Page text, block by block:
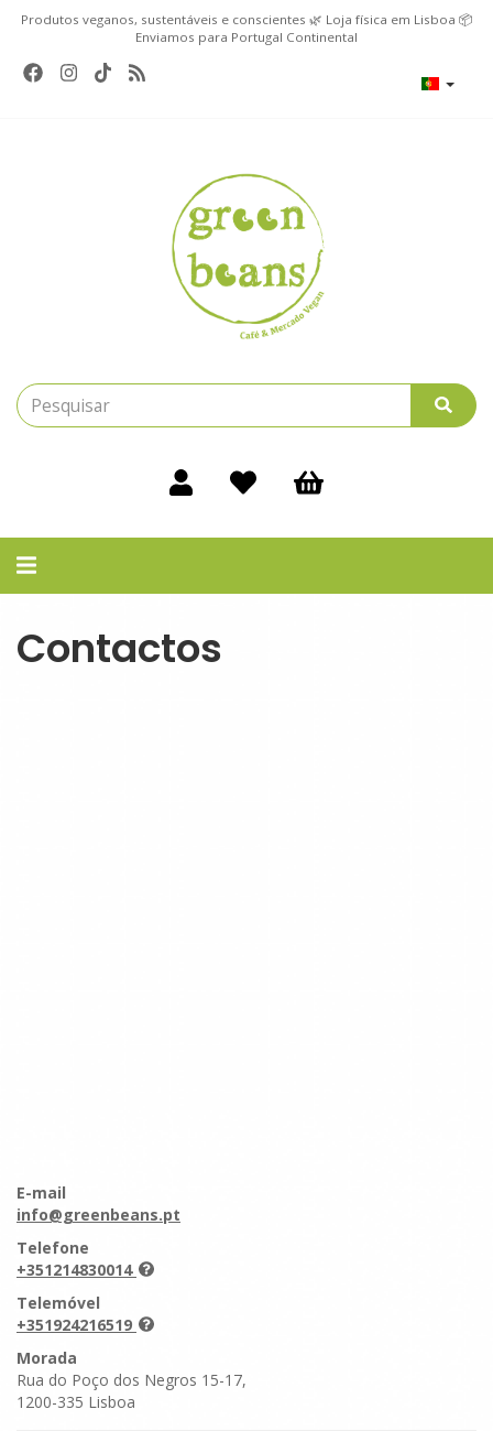
Produtos veganos, sustentáveis e conscientes 🌿 Loja física em Lisboa 📦
Enviamos para Portugal Continental
Alternar
Contactos
E-mail
info@greenbeans.pt
Telefone
+351214830014
Telemóvel
+351924216519
Morada
Rua do Poço dos Negros 15-17,
1200-335 Lisboa